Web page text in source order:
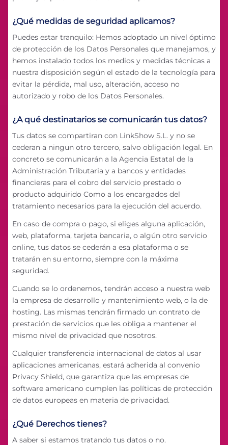
¿Qué medidas de seguridad aplicamos?
Puedes estar tranquilo: Hemos adoptado un nivel óptimo
de protección de los Datos Personales que manejamos, y
hemos instalado todos los medios y medidas técnicas a
nuestra disposición según el estado de la tecnología para
evitar la pérdida, mal uso, alteración, acceso no
autorizado y robo de los Datos Personales.
¿A qué destinatarios se comunicarán tus datos?
Tus datos se compartiran con LinkShow S.L. y no se
cederan a ningun otro tercero, salvo obligación legal. En
concreto se comunicarán a la Agencia Estatal de la
Administración Tributaria y a bancos y entidades
financieras para el cobro del servicio prestado o
producto adquirido Como a los encargados del
tratamiento necesarios para la ejecución del acuerdo.
En caso de compra o pago, si eliges alguna aplicación,
web, plataforma, tarjeta bancaria, o algún otro servicio
online, tus datos se cederán a esa plataforma o se
tratarán en su entorno, siempre con la máxima
seguridad.
Cuando se lo ordenemos, tendrán acceso a nuestra web
la empresa de desarrollo y mantenimiento web, o la de
hosting. Las mismas tendrán firmado un contrato de
prestación de servicios que les obliga a mantener el
mismo nivel de privacidad que nosotros.
Cualquier transferencia internacional de datos al usar
aplicaciones americanas, estará adherida al convenio
Privacy Shield, que garantiza que las empresas de
software americano cumplen las políticas de protección
de datos europeas en materia de privacidad.
¿Qué Derechos tienes?
A saber si estamos tratando tus datos o no.